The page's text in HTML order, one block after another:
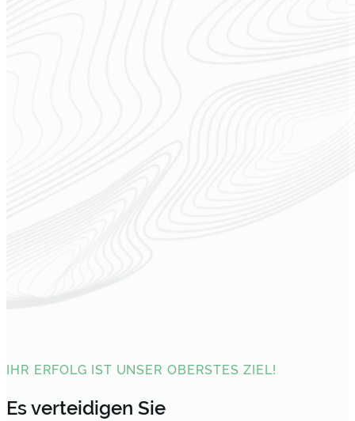
IHR ERFOLG IST UNSER OBERSTES ZIEL!
Es verteidigen Sie